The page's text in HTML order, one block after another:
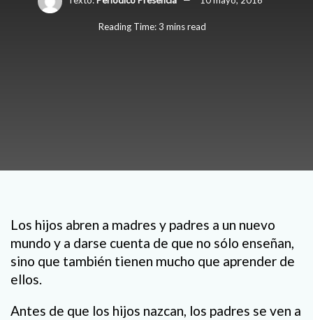
Reading Time: 3 mins read
Los hijos abren a madres y padres a un nuevo
mundo y a darse cuenta de que no sólo enseñan,
sino que también tienen mucho que aprender de
ellos.
Antes de que los hijos nazcan, los padres se ven a